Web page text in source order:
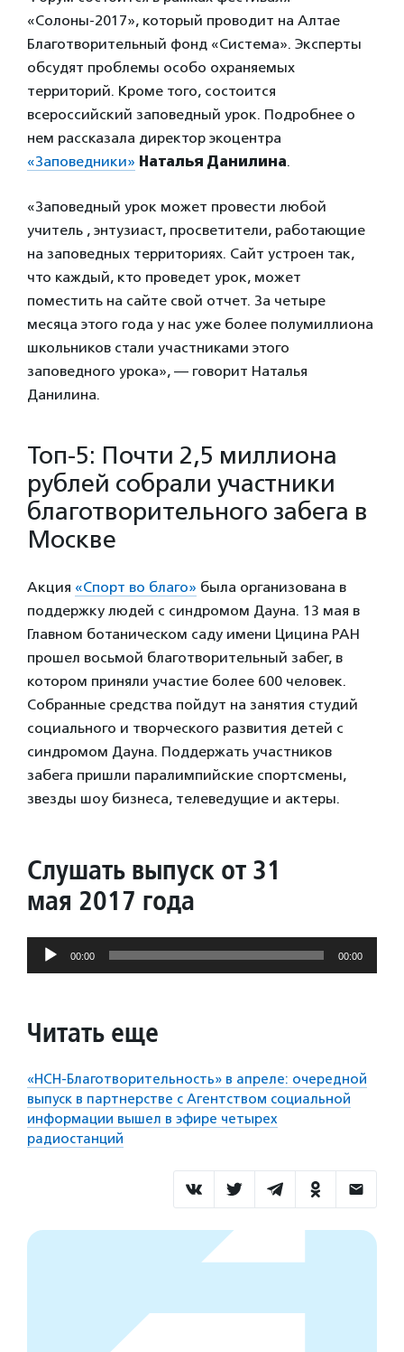
«Солоны-2017», который проводит на Алтае
Благотворительный фонд «Система». Эксперты
обсудят проблемы особо охраняемых
территорий. Кроме того, состоится
всероссийский заповедный урок. Подробнее о
нем рассказала директор экоцентра
«Заповедники» Наталья Данилина.
«Заповедный урок может провести любой
учитель , энтузиаст, просветители, работающие
на заповедных территориях. Сайт устроен так,
что каждый, кто проведет урок, может
поместить на сайте свой отчет. За четыре
месяца этого года у нас уже более полумиллиона
школьников стали участниками этого
заповедного урока», — говорит Наталья
Данилина.
Топ-5: Почти 2,5 миллиона
рублей собрали участники
благотворительного забега в
Москве
Акция «Спорт во благо» была организована в
поддержку людей с синдромом Дауна. 13 мая в
Главном ботаническом саду имени Цицина РАН
прошел восьмой благотворительный забег, в
котором приняли участие более 600 человек.
Собранные средства пойдут на занятия студий
социального и творческого развития детей с
синдромом Дауна. Поддержать участников
забега пришли паралимпийские спортсмены,
звезды шоу бизнеса, телеведущие и актеры.
Слушать выпуск от 31
мая 2017 года
Аудиоплеер
00:00 00:00
Читать еще
«НСН-Благотворительность» в апреле: очередной
выпуск в партнерстве с Агентством социальной
информации вышел в эфире четырех
радиостанций